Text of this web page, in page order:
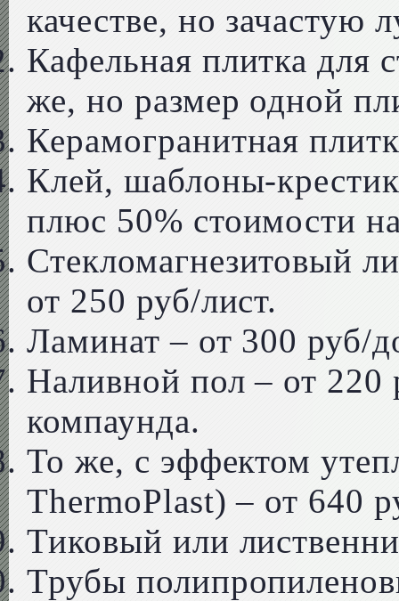
качестве, но зачастую
Кафельная плитка для
же, но размер одной
Керамогранитная
Клей, шаблоны-
плюс 50% стоимости
Стекломагнезитовый
от 250 руб/лист.
Ламинат – от 300 руб/
Наливной пол – от 220
компаунда.
То же, с эффектом
ThermoPlast) – от 640
Тиковый или
Трубы